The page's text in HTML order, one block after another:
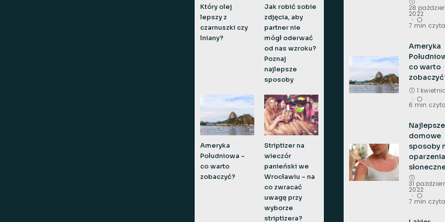
Który olej
lepszy z
czarnuszki czy
lniany?
Jak robić sobie
zdjęcia, aby
partner nie
mógł oderwać
od nas wzroku?
Poznaj
najlepsze
sposoby
Ameryka
Południowa –
co warto
zobaczyć?
Striptizer na
wieczór
panieński we
Wrocławiu – na
co zwracać
uwagę przy
wyborze
striptizera?
28
2022
7 min
Ameryka
co warto
1
6 min
Najlepsze
domowe
sposoby
oparzenia
31
2022
7 min